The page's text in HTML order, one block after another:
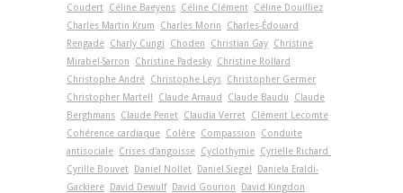
Coudert Céline Baeyens Céline Clément Céline Douilliez
Charles Martin Krum
Charles Morin
Charles-Édouard
Rengade Charly Cungi Choden Christian Gay Christine
Mirabel-Sarron
Christine Padesky Christine Rollard
Christophe André Christophe Leys Christopher Germer
Christopher Martell
Claude Arnaud Claude Baudu
Claude
Berghmans Claude Penet Claudia Verret Clément Lecomte
Cohérence cardiaque Colère Compassion
Conduite
antisociale Crises d'angoisse Cyclothymie Cyrielle Richard
Cyrille Bouvet Daniel Nollet Daniel Siegel
Daniela Eraldi-
Gackiere David Dewulf David Gourion
David Kingdon